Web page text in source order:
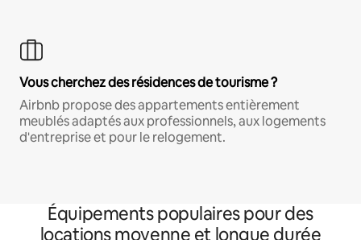
Vous cherchez des résidences de tourisme ?
Airbnb propose des appartements entièrement
meublés adaptés aux professionnels, aux logements
d'entreprise et pour le relogement.
Équipements populaires pour des
locations moyenne et longue durée